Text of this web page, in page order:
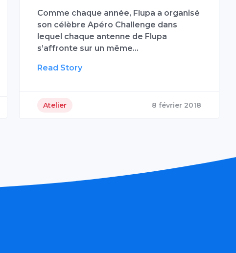
Comme chaque année, Flupa a organisé
son célèbre Apéro Challenge dans
lequel chaque antenne de Flupa
s’affronte sur un même…
Read Story
Atelier 8 février 2018